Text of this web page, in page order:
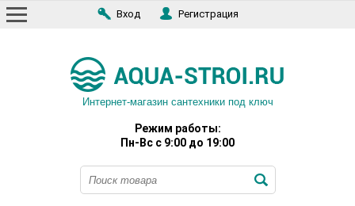
Вход Регистрация
Интернет-магазин сантехники под ключ
Режим работы:
Пн-Вс с 9:00 до 19:00